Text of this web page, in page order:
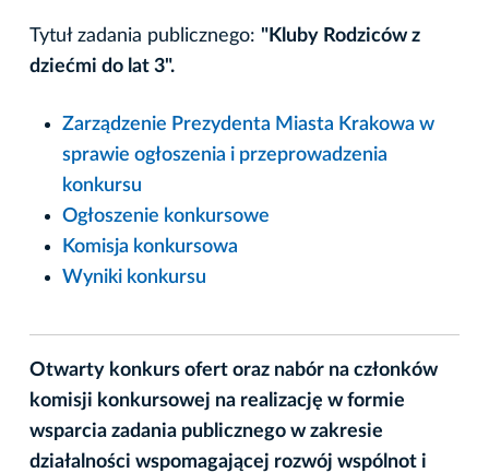
Tytuł zadania publicznego: "Kluby Rodziców z
dziećmi do lat 3".
Zarządzenie Prezydenta Miasta Krakowa w
sprawie ogłoszenia i przeprowadzenia
konkursu
Ogłoszenie konkursowe
Komisja konkursowa
Wyniki konkursu
Otwarty konkurs ofert oraz nabór na członków
komisji konkursowej na realizację w formie
wsparcia zadania publicznego w zakresie
działalności wspomagającej rozwój wspólnot i